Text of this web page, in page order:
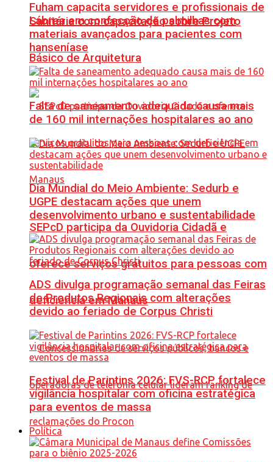
Sanitária com capacitação sobre Projeto
Básico de Arquitetura
SEPcD participa da Ouvidoria Cidadã e
oferece serviços gratuitos para pessoas com
deficiência em Manaus
Fuham capacita servidores e profissionais de
Lábrea em confecção de palmilhas com
materiais avançados para pacientes com
hanseníase
Falta de saneamento adequado causa mais
de 160 mil internações hospitalares ao ano
Dia Mundial do Meio Ambiente: Sedurb e
UGPE destacam ações que unem
desenvolvimento urbano e sustentabilidade
ADS divulga programação semanal das Feiras
de Produtos Regionais com alterações
devido ao feriado de Corpus Christi
Festival de Parintins 2026: FVS-RCP fortalece
vigilância hospitalar com oficina estratégica
para eventos de massa
Política